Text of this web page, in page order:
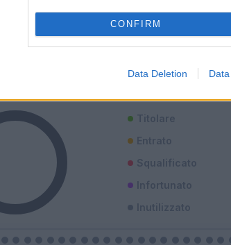
CONFIRM
Data Deletion
Classic
Titolare
Entrato
Squalificato
Infortunato
Inutilizzato